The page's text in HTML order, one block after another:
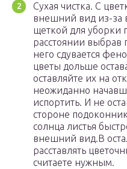
Сухая чистка. С
внешний вид из-за
щеткой для уборки
расстоянии
него сдувается
цветы дольше
оставляйте их на
неожиданно
испортить. И не
стороне
солнца листья
внешний вид.В
расставлять
считаете нужным.